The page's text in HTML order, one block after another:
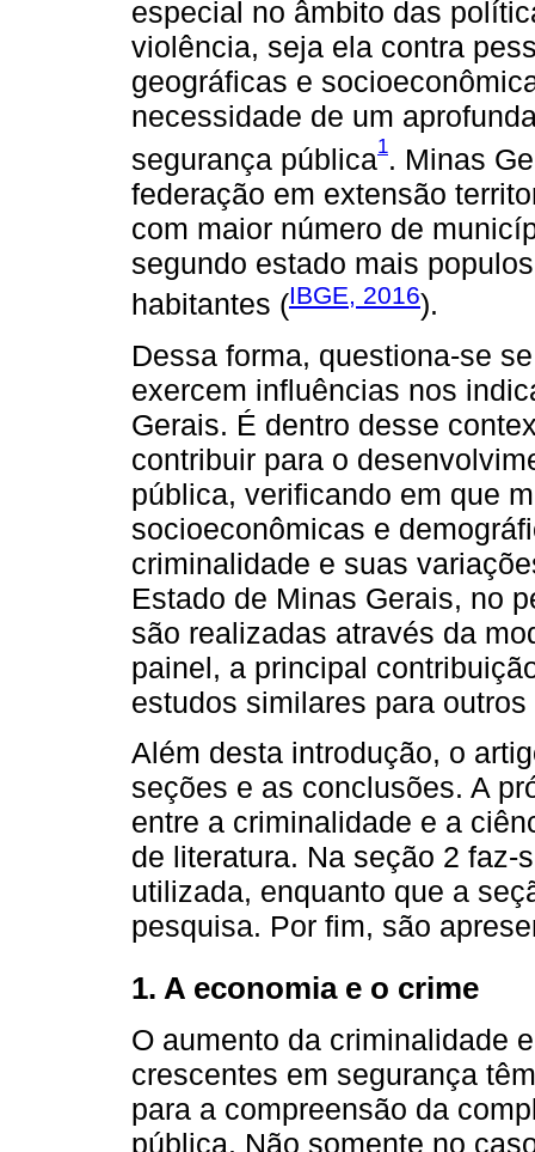
especial no âmbito das
violência, seja ela contra
geográficas e
necessidade de um
segurança pública1. Minas
federação em extensão
com maior número de
segundo estado mais
habitantes (IBGE, 2016).
Dessa forma, questiona-se
exercem influências nos
Gerais. É dentro desse
contribuir para o
pública, verificando em que
socioeconômicas e
criminalidade e suas
Estado de Minas Gerais, no
são realizadas através da
painel, a principal
estudos similares para
Além desta introdução, o
seções e as conclusões. A
entre a criminalidade e a
de literatura. Na seção 2
utilizada, enquanto que a
pesquisa. Por fim, são
1. A economia e o crime
O aumento da criminalidade
crescentes em segurança
para a compreensão da
pública. Não somente no